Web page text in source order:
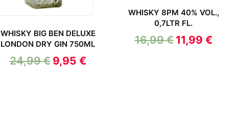
WHISKY BIG BEN DELUXE
LONDON DRY GIN 750ML
24,99€ 9,95 €
WHISKY 8PM 40% VOL.,
0,7LTR FL.
16,99€ 11,99 €